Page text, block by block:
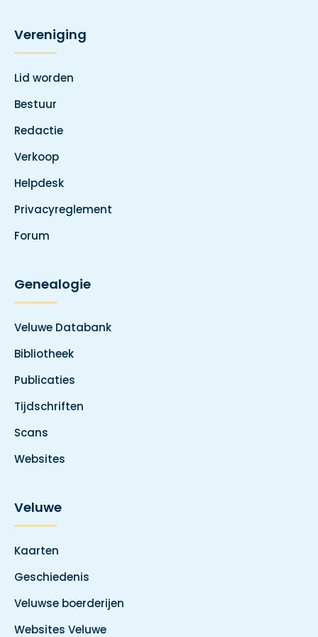
Vereniging
Lid worden
Bestuur
Redactie
Verkoop
Helpdesk
Privacyreglement
Forum
Genealogie
Veluwe Databank
Bibliotheek
Publicaties
Tijdschriften
Scans
Websites
Veluwe
Kaarten
Geschiedenis
Veluwse boerderijen
Websites Veluwe